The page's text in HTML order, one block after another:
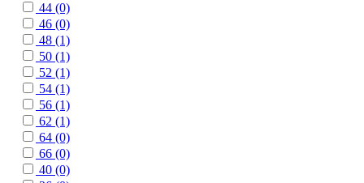
44 (0)
46 (0)
48 (1)
50 (1)
52 (1)
54 (1)
56 (1)
62 (1)
64 (0)
66 (0)
40 (0)